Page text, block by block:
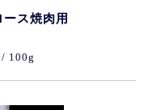
ス焼肉用
/ 100g